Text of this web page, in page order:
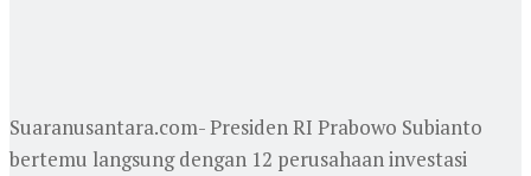
Suaranusantara.com- Presiden RI Prabowo Subianto
bertemu langsung dengan 12 perusahaan investasi